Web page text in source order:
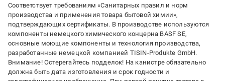
Соответствует требованиям «Санитарных правил и норм
производства и применения товара бытовой химии»,
подтверждающих сертификаты. В производстве используются
компоненты немецкого химического концерна BASF SE,
основные моющие компоненты и технология производства,
разработанные немецкой компанией TISIN-Produkte GmbH.
Внимание! Остерегайтесь подделок! На канистре обязательно
должна быть дата изготовления и срок годности и